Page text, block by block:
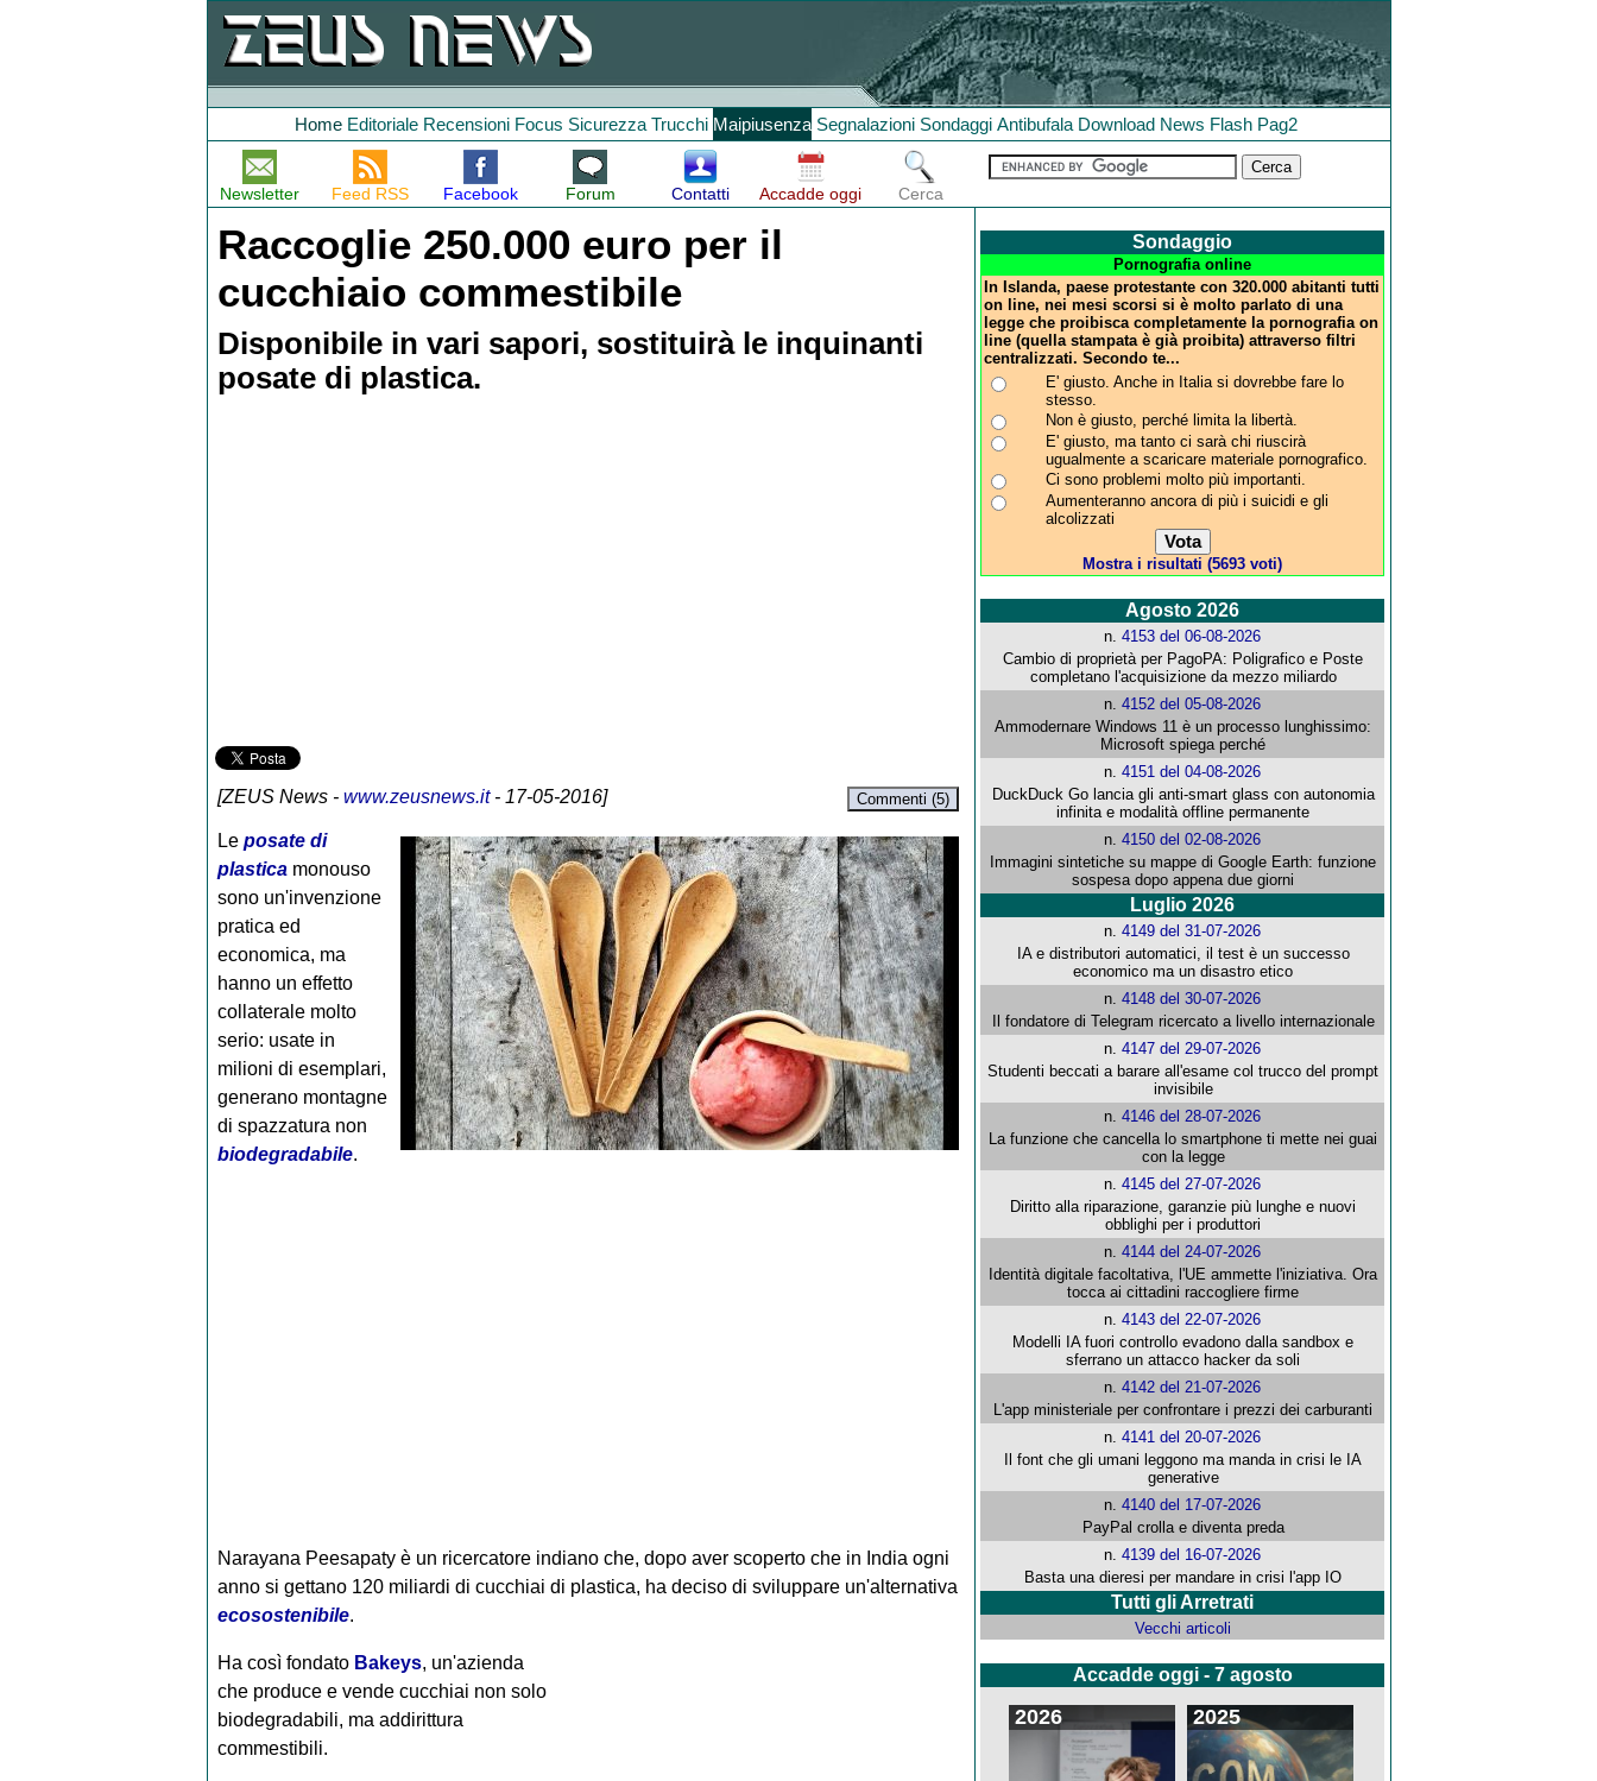
Home Editoriale Recensioni Focus Sicurezza Trucchi Maipiusenza Segnalazioni Sondaggi Antibufala Download News Flash Pag2
Newsletter Feed RSS Facebook Forum Contatti Accadde oggi Cerca
Raccoglie 250.000 euro per il
cucchiaio commestibile
Disponibile in vari sapori, sostituirà le inquinanti
posate di plastica.
[ZEUS News- www.zeusnews.it- 17-05-2016] Commenti (5)
Le posate di
plasticamonouso
sono un'invenzione
pratica ed
economica, ma
hanno un effetto
collaterale molto
serio: usate in
milioni di esemplari,
generano montagne
di spazzatura non
biodegradabile.
Narayana Peesapaty è un ricercatore indiano che, dopo aver scoperto che in India ogni
anno si gettano 120 miliardi di cucchiai di plastica, ha deciso di sviluppare un'alternativa
ecosostenibile.
Ha così fondato Bakeys, un'azienda
che produce e vende cucchiai non solo
biodegradabili, ma addirittura
commestibili.
Sondaggio
Pornografia online
In Islanda, paese protestante con 320.000 abitanti tutti
on line, nei mesi scorsi si è molto parlato di una
legge che proibisca completamente la pornografia on
line (quella stampata è già proibita) attraverso filtri
centralizzati. Secondo te...
E' giusto. Anche in Italia si dovrebbe fare lo
stesso.
Non è giusto, perché limita la libertà.
E' giusto, ma tanto ci sarà chi riuscirà
ugualmente a scaricare materiale pornografico.
Ci sono problemi molto più importanti.
Aumenteranno ancora di più i suicidi e gli
alcolizzati
Mostra i risultati (5693 voti)
Agosto 2026
n.4153 del 06-08-2026
Cambio di proprietà per PagoPA: Poligrafico e Poste
completano l'acquisizione da mezzo miliardo
n.4152 del 05-08-2026
Ammodernare Windows 11 è un processo lunghissimo:
Microsoft spiega perché
n.4151 del 04-08-2026
DuckDuck Go lancia gli anti-smart glass con autonomia
infinita e modalità offline permanente
n.4150 del 02-08-2026
Immagini sintetiche su mappe di Google Earth: funzione
sospesa dopo appena due giorni
Luglio 2026
n.4149 del 31-07-2026
IA e distributori automatici, il test è un successo
economico ma un disastro etico
n.4148 del 30-07-2026
Il fondatore di Telegram ricercato a livello internazionale
n.4147 del 29-07-2026
Studenti beccati a barare all'esame col trucco del prompt
invisibile
n.4146 del 28-07-2026
La funzione che cancella lo smartphone ti mette nei guai
con la legge
n.4145 del 27-07-2026
Diritto alla riparazione, garanzie più lunghe e nuovi
obblighi per i produttori
n.4144 del 24-07-2026
Identità digitale facoltativa, l'UE ammette l'iniziativa. Ora
tocca ai cittadini raccogliere firme
n.4143 del 22-07-2026
Modelli IA fuori controllo evadono dalla sandbox e
sferrano un attacco hacker da soli
n.4142 del 21-07-2026
L'app ministeriale per confrontare i prezzi dei carburanti
n.4141 del 20-07-2026
Il font che gli umani leggono ma manda in crisi le IA
generative
n.4140 del 17-07-2026
PayPal crolla e diventa preda
n.4139 del 16-07-2026
Basta una dieresi per mandare in crisi l'app IO
Tutti gli Arretrati
Vecchi articoli
Accadde oggi - 7 agosto
2026 2025